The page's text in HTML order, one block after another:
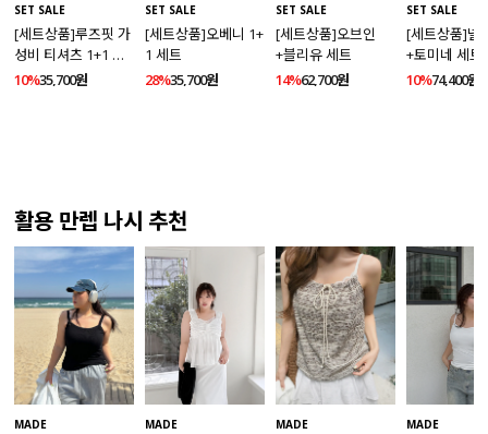
SET SALE
[세트상품]루즈핏 가
성비 티셔츠 1+1 세
트
10%35,700원
SET SALE
[세트상품]오베니 1+
1 세트
28%35,700원
SET SALE
[세트상품]오브인
+블리유 세트
14%62,700원
SET SALE
[세트상품]넬
+토미네 세트
10%74,400원
활용 만렙 나시 추천
MADE MADE MADE MADE